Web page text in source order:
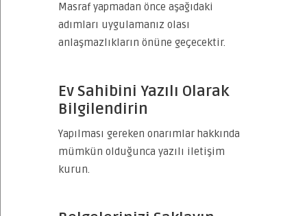
Masraf yapmadan önce aşağıdaki
adımları uygulamanız olası
anlaşmazlıkların önüne geçecektir.
Ev Sahibini Yazılı Olarak
Bilgilendirin
Yapılması gereken onarımlar hakkında
mümkün olduğunca yazılı iletişim
kurun.